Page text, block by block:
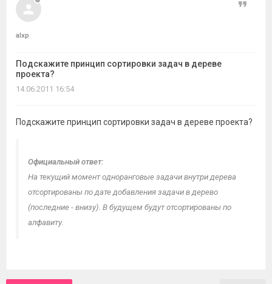
Активные
темы
alxp
Подскажите принцип сортировки задач в дереве
проекта?
Цитата
14.06.2011 16:54
Подскажите принцип сортировки задач в дереве проекта?
Официальный ответ:
На текущий момент одноранговые задачи внутри дерева
отсортированы по дате добавления задачи в дерево
(последние - внизу). В будущем будут отсортированы по
алфавиту.